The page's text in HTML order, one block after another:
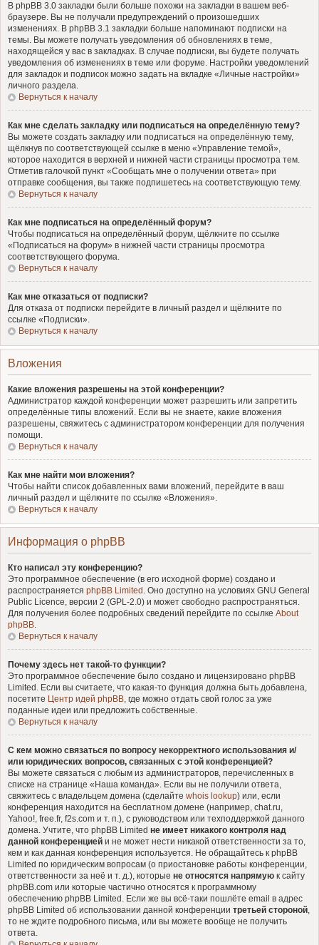
В phpBB 3.0 закладки были больше похожи на закладки в вашем веб-
браузере. Вы не получали предупреждений о произошедших
изменениях. В phpBB 3.1 закладки больше напоминают подписки на
темы. Вы можете получать уведомления об обновлениях в теме,
находящейся у вас в закладках. В случае подписки, вы будете получать
уведомления об изменениях в теме или форуме. Настройки уведомлений
для закладок и подписок можно задать на вкладке «Личные настройки»
личного раздела.
Вернуться к началу
Как мне сделать закладку или подписаться на определённую тему?
Вы можете создать закладку или подписаться на определённую тему,
щёлкнув по соответствующей ссылке в меню «Управление темой»,
которое находится в верхней и нижней части страницы просмотра тем.
Отметив галочкой пункт «Сообщать мне о получении ответа» при
отправке сообщения, вы также подпишетесь на соответствующую тему.
Вернуться к началу
Как мне подписаться на определённый форум?
Чтобы подписаться на определённый форум, щёлкните по ссылке
«Подписаться на форум» в нижней части страницы просмотра
соответствующего форума.
Вернуться к началу
Как мне отказаться от подписки?
Для отказа от подписки перейдите в личный раздел и щёлкните по
ссылке «Подписки».
Вернуться к началу
Вложения
Какие вложения разрешены на этой конференции?
Администратор каждой конференции может разрешить или запретить
определённые типы вложений. Если вы не знаете, какие вложения
разрешены, свяжитесь с администратором конференции для получения
помощи.
Вернуться к началу
Как мне найти мои вложения?
Чтобы найти список добавленных вами вложений, перейдите в ваш
личный раздел и щёлкните по ссылке «Вложения».
Вернуться к началу
Информация о phpBB
Кто написал эту конференцию?
Это программное обеспечение (в его исходной форме) создано и
распространяется phpBB Limited . Оно доступно на условиях GNU General
Public Licence, версии 2 (GPL-2.0) и может свободно распространяться.
Для получения более подробных сведений перейдите по ссылке About
phpBB.
Вернуться к началу
Почему здесь нет такой-то функции?
Это программное обеспечение было создано и лицензировано phpBB
Limited. Если вы считаете, что какая-то функция должна быть добавлена,
посетите Центр идей phpBB, где можно отдать свой голос за уже
поданные идеи или предложить собственные.
Вернуться к началу
С кем можно связаться по вопросу некорректного использования и/
или юридических вопросов, связанных с этой конференцией?
Вы можете связаться с любым из администраторов, перечисленных в
списке на странице «Наша команда». Если вы не получили ответа,
свяжитесь с владельцем домена (сделайте whois lookup) или, если
конференция находится на бесплатном домене (например, chat.ru,
Yahoo!, free.fr, f2s.com и т. п.), с руководством или техподдержкой данного
домена. Учтите, что phpBB Limited не имеет никакого контроля над
данной конференцией и не может нести никакой ответственности за то,
кем и как данная конференция используется. Не обращайтесь к phpBB
Limited по юридическим вопросам (о приостановке работы конференции,
ответственности за неё и т. д.), которые не относятся напрямую к сайту
phpBB.com или которые частично относятся к программному
обеспечению phpBB Limited. Если же вы всё-таки пошлёте email в адрес
phpBB Limited об использовании данной конференции третьей стороной,
то не ждите подробного письма, или вы можете вообще не получить
ответа.